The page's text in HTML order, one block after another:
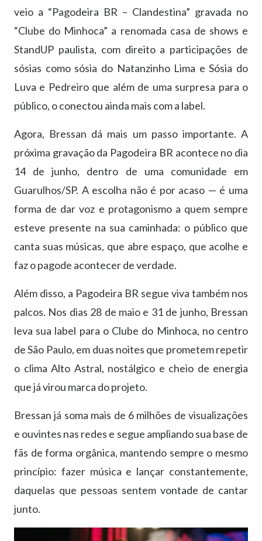
veio a “Pagodeira BR – Clandestina” gravada no
“Clube do Minhoca” a renomada casa de shows e
StandUP paulista, com direito a participações de
sósias como sósia do Natanzinho Lima e Sósia do
Luva e Pedreiro que além de uma surpresa para o
público, o conectou ainda mais com a label.
Agora, Bressan dá mais um passo importante. A
próxima gravação da Pagodeira BR acontece no dia
14 de junho, dentro de uma comunidade em
Guarulhos/SP. A escolha não é por acaso — é uma
forma de dar voz e protagonismo a quem sempre
esteve presente na sua caminhada: o público que
canta suas músicas, que abre espaço, que acolhe e
faz o pagode acontecer de verdade.
Além disso, a Pagodeira BR segue viva também nos
palcos. Nos dias 28 de maio e 31 de junho, Bressan
leva sua label para o Clube do Minhoca, no centro
de São Paulo, em duas noites que prometem repetir
o clima Alto Astral, nostálgico e cheio de energia
que jávirou marca do projeto.
Bressan já soma mais de 6 milhões de visualizações
e ouvintes nas redes e segue ampliando sua base de
fãs de forma orgânica, mantendo sempre o mesmo
princípio: fazer música e lançar constantemente,
daquelas que pessoas sentem vontade de cantar
junto.